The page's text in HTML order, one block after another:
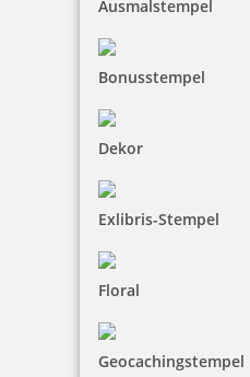
Ausmalstempel
Bonusstempel
Dekor
Exlibris-Stempel
Floral
Geocachingstempel